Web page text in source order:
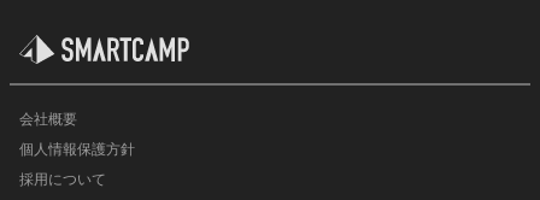
会社概要
個人情報保護方針
採用について